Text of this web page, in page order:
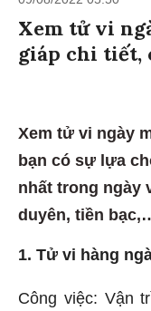
Xem tử vi
giáp chi tiết,
Xem tử vi ngày
bạn có sự lựa
nhất trong ngày
duyên, tiền bạc,…
1. Tử vi hàng
Công việc: Vận